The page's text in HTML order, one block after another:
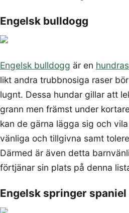
Engelsk bulldogg
Engelsk bulldogg är en
likt andra trubbnosiga raser
lugnt. Dessa hundar gillar att
grann men främst under
kan de gärna lägga sig och
vänliga och tillgivna samt
Därmed är även detta
förtjänar sin plats på denna
Engelsk springer spaniel